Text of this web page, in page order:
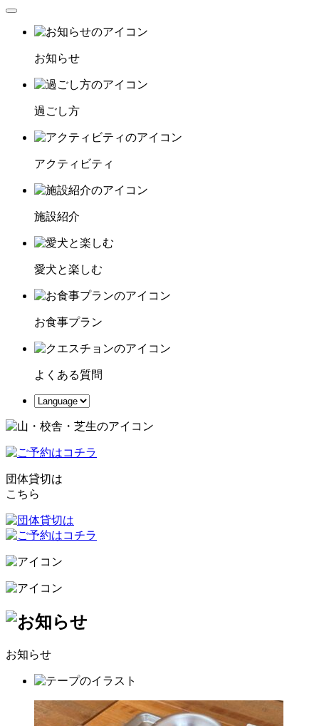
お知らせ
過ごし方
アクティビティ
施設紹介
愛犬と楽しむ
お食事プラン
よくある質問
団体貸切は
こちら
お知らせ